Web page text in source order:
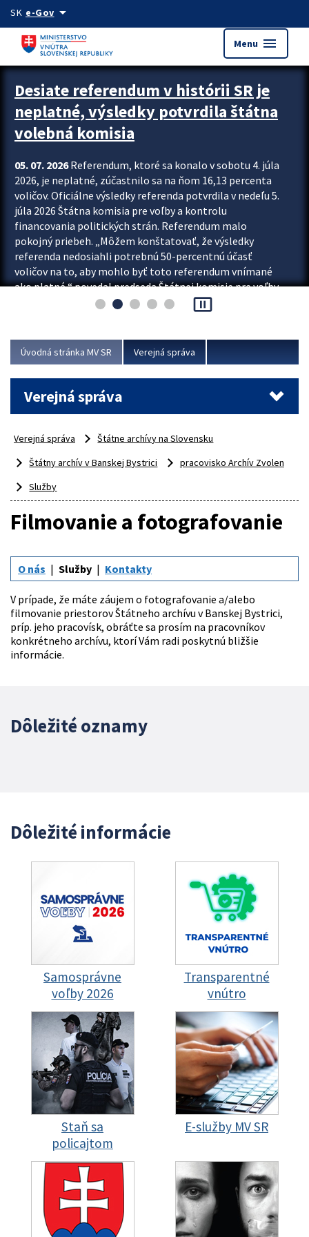
Preskocit na hlavný obsah
SK e-Govarrow_drop_down
Menu menu
Zastavit automatický posun upútavok
Desiate referendum v histórii SR je
neplatné, výsledky potvrdila štátna
volebná komisia
05. 07. 2026Referendum, ktoré sa konalo v sobotu 4. júla
2026, je neplatné, zúčastnilo sa na ňom 16,13 percenta
voličov. Oficiálne výsledky referenda potvrdila v nedeľu 5.
júla 2026 Štátna komisia pre voľby a kontrolu
financovania politických strán. Referendum malo
pokojný priebeh. „Môžem konštatovať, že výsledky
referenda nedosiahli potrebnú 50-percentnú účasť
voličov na to, aby mohlo byť toto referendum vnímané
ako platné,“ povedal predseda Štátnej komisie pre voľby
a kontrolu financovania politických...
pause_presentation
Úvodná stránka MV SR Verejná správa
Verejná správa
Verejná správa
Štátne archívy na Slovensku
Štátny archív v Banskej Bystrici
pracovisko Archív Zvolen
Služby
Filmovanie a fotografovanie
O nás Služby Kontakty
V prípade, že máte záujem o fotografovanie a/alebo
filmovanie priestorov Štátneho archívu v Banskej Bystrici,
príp. jeho pracovísk, obráťte sa prosím na pracovníkov
konkrétneho archívu, ktorí Vám radi poskytnú bližšie
informácie.
Dôležité oznamy
Dôležité informácie
Samosprávne
voľby 2026
Transparentné
vnútro
Staň sa
policajtom
E-služby MV SR